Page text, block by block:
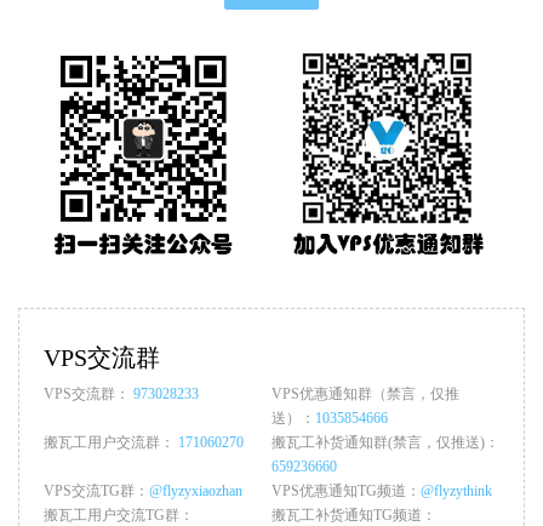
VPS交流群
VPS交流群： 973028233
VPS优惠通知群（禁言，仅推
送）： 1035854666
搬瓦工用户交流群： 171060270
搬瓦工补货通知群(禁言，仅推送)：
659236660
VPS交流TG群： @flyzyxiaozhan VPS优惠通知TG频道： @flyzythink
搬瓦工用户交流TG群：
搬瓦工补货通知TG频道：